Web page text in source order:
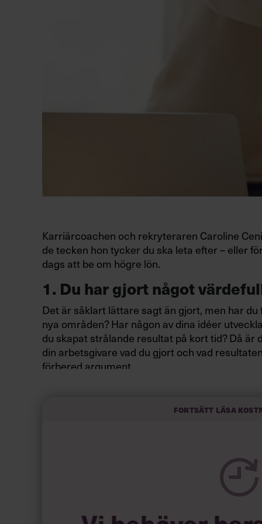
Karriärcoachen och rekryteraren Caroline
de tecken hon tycker du ska leta efter – eller
dags att be om högre lön.
1. Du har gjort något
Det är såklart lättare sagt än gjort, men har
nya områden? Har någon av dina idéer
du skapat strålande resultat på kort tid? Då
din arbetsgivare vad du gjort och vad
förbered argument.
mindre höjning men en bättre titel, eller någon
Även om framgångar för ditt team inte alltid
avdelning få en högre del av nästa års
är det viktigt för dig att visa hur du bidrog till
just det projektet, utan berätta det en gång till.
Fortsätt läsa